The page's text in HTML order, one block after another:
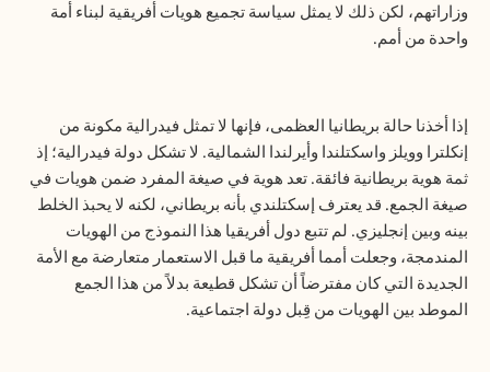
وزاراتهم، لكن ذلك لا يمثل سياسة تجميع هويات أفريقية لبناء أمة
واحدة من أمم.
إذا أخذنا حالة بريطانيا العظمى، فإنها لا تمثل فيدرالية مكونة من
إنكلترا وويلز واسكتلندا وأيرلندا الشمالية. لا تشكل دولة فيدرالية؛ إذ
ثمة هوية بريطانية فائقة. تعد هوية في صيغة المفرد ضمن هويات في
صيغة الجمع. قد يعترف إسكتلندي بأنه بريطاني، لكنه لا يحبذ الخلط
بينه وبين إنجليزي. لم تتبع دول أفريقيا هذا النموذج من الهويات
المندمجة، وجعلت أمما أفريقية ما قبل الاستعمار متعارضة مع الأمة
الجديدة التي كان مفترضاً أن تشكل قطيعة بدلاً من هذا الجمع
الموطد بين الهويات من قِبل دولة اجتماعية.